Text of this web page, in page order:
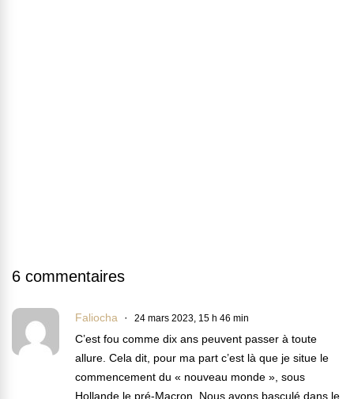
6 commentaires
Faliocha 24 mars 2023, 15 h 46 min
C’est fou comme dix ans peuvent passer à toute
allure. Cela dit, pour ma part c’est là que je situe le
commencement du « nouveau monde », sous
Hollande le pré-Macron. Nous avons basculé dans le